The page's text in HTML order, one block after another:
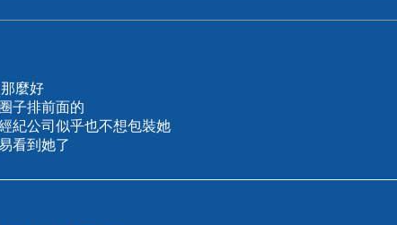
麼好
子排前面的
紀公司似乎也不想包裝她
看到她了